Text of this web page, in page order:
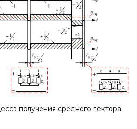
получения среднего вектора